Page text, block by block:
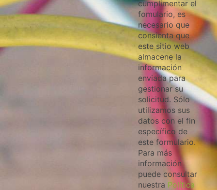
cumplimentar el
fomulario, es
necesario que
consienta que
este sitio web
almacene la
información
enviada para
gestionar su
solicitud. Sólo
utilizamos sus
datos con el fin
específico de
este formulario.
Para más
información
puede consultar
nuestra Política